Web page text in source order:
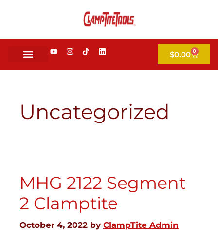
$0.00 0
Uncategorized
MHG 2122 Segment
2 Clamptite
October 4, 2022 by ClampTite Admin